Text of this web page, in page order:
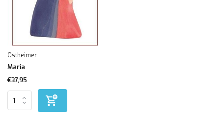
Ostheimer
Maria
€37,95